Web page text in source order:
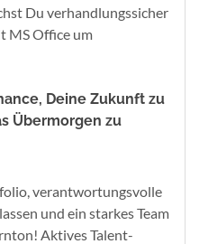
Du verhandlungssicher
MS Office um
Deine Zukunft zu
Übermorgen zu
verantwortungsvolle
und ein starkes Team
Aktives Talent-